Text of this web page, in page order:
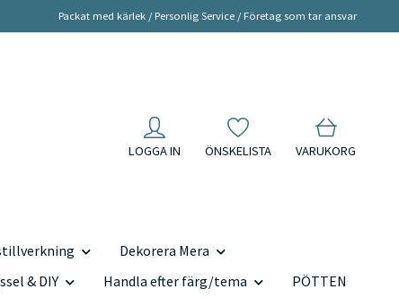
Packat med kärlek / Personlig Service / Företag som tar ansvar
LOGGA IN ÖNSKELISTA VARUKORG
Dekorera Mera
& DIY Handla efter färg/tema
PÖTTEN